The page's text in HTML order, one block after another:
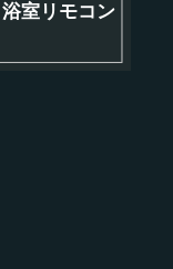
浴室リモコン